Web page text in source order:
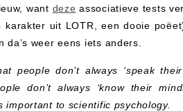
want deze associatieve tests
karakter uit LOTR, een dooie
da’s weer eens iets anders.
people don’t always ‘speak
don’t always ‘know their
important to scientific psychology.